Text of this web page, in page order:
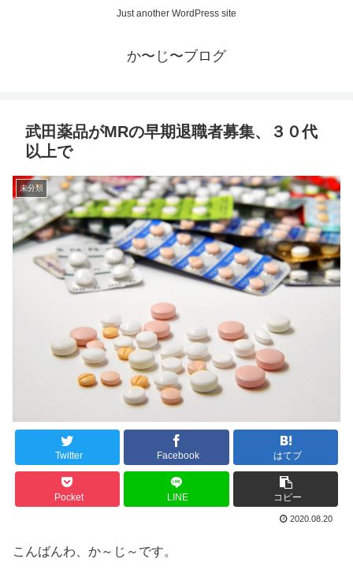
Just another WordPress site
か〜じ〜ブログ
武田薬品がMRの早期退職者募集、３０代
以上で
未分類
Twitter Facebook はてブ
Pocket LINE コピー
2020.08.20
こんばんわ、か～じ～です。